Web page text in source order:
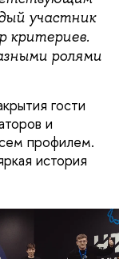
участник
критериев.
ролями
гости
и
профилем.
история